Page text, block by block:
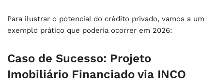
Para ilustrar o potencial do crédito privado, vamos a um
exemplo prático que poderia ocorrer em 2026:
Caso de Sucesso: Projeto
Imobiliário Financiado via INCO